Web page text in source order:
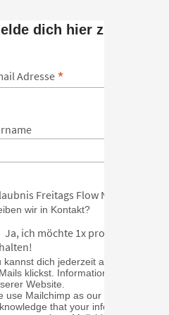
dich hier zum
Adresse*
Freitags Flow Newsletter
wir in Kontakt?
Ja, ich möchte 1x pro Monat
kannst dich jederzeit abmelden,
klickst. Informationen zu
Website.
use Mailchimp as our marketing
that your information will